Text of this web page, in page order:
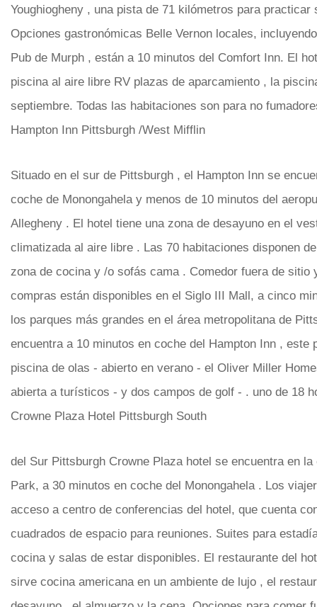
Youghiogheny , una pista de 71 kilómetros para
Opciones gastronómicas Belle Vernon locales,
Pub de Murph , están a 10 minutos del Comfort Inn. El
piscina al aire libre RV plazas de aparcamiento , la
septiembre. Todas las habitaciones son para no
Hampton Inn Pittsburgh /West Mifflin
Situado en el sur de Pittsburgh , el Hampton Inn se
coche de Monongahela y menos de 10 minutos del
Allegheny . El hotel tiene una zona de desayuno en el
climatizada al aire libre . Las 70 habitaciones disponen
zona de cocina y /o sofás cama . Comedor fuera de sitio
compras están disponibles en el Siglo III Mall, a cinco
los parques más grandes en el área metropolitana de
encuentra a 10 minutos en coche del Hampton Inn , este
piscina de olas - abierto en verano - el Oliver Miller
abierta a turísticos - y dos campos de golf - . uno de 18
Crowne Plaza Hotel Pittsburgh South
del Sur Pittsburgh Crowne Plaza hotel se encuentra en
Park, a 30 minutos en coche del Monongahela . Los
acceso a centro de conferencias del hotel, que cuenta
cuadrados de espacio para reuniones. Suites para
cocina y salas de estar disponibles. El restaurante del
sirve cocina americana en un ambiente de lujo , el